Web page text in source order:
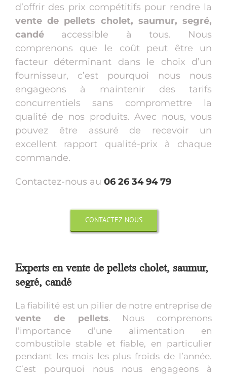
d’offrir des prix compétitifs pour rendre la
vente de pellets cholet, saumur, segré,
candéaccessible à tous. Nous
comprenons que le coût peut être un
facteur déterminant dans le choix d’un
fournisseur, c’est pourquoi nous nous
engageons à maintenir des tarifs
concurrentiels sans compromettre la
qualité de nos produits. Avec nous, vous
pouvez être assuré de recevoir un
excellent rapport qualité-prix à chaque
commande.
Contactez-nous au 06 26 34 94 79
CONTACTEZ-NOUS
Experts en vente de pellets cholet, saumur,
segré, candé
La fiabilité est un pilier de notre entreprise de
vente de pellets. Nous comprenons
l’importance d’une alimentation en
combustible stable et fiable, en particulier
pendant les mois les plus froids de l’année.
C’est pourquoi nous nous engageons à